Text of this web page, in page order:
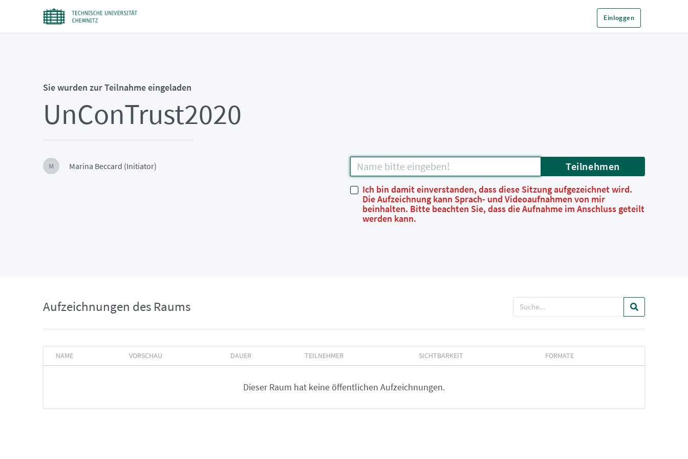
Einloggen
Sie wurden zur Teilnahme eingeladen
UnConTrust2020
M Marina Beccard (Initiator) Teilnehmen
Ich bin damit einverstanden, dass diese Sitzung aufgezeichnet wird.
Die Aufzeichnung kann Sprach- und Videoaufnahmen von mir
beinhalten. Bitte beachten Sie, dass die Aufnahme im Anschluss geteilt
werden kann.
Aufzeichnungen des Raums
NAME VORSCHAU DAUER TEILNEHMER SICHTBARKEIT FORMATE
Dieser Raum hat keine öffentlichen Aufzeichnungen.